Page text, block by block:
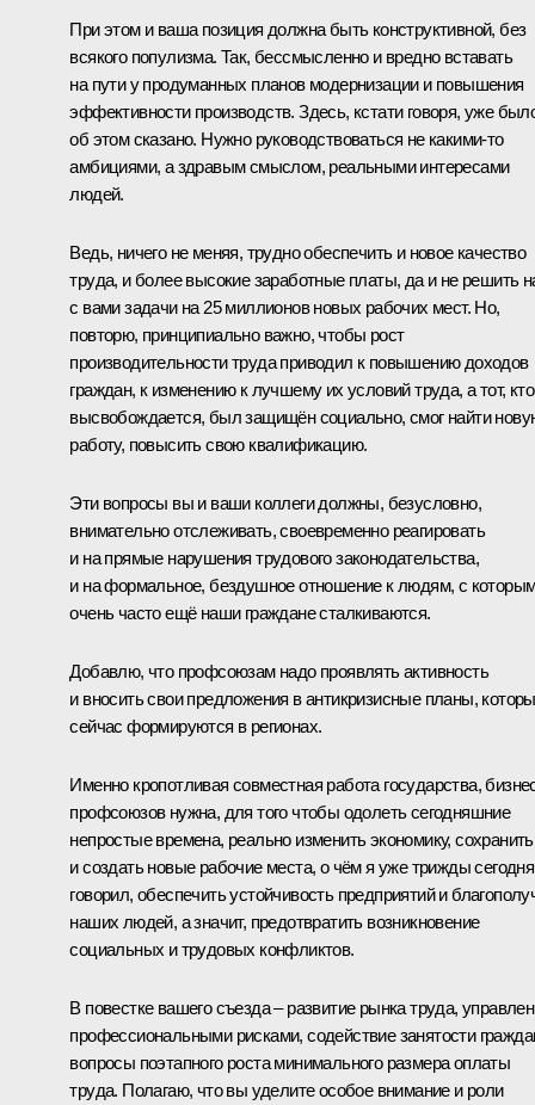
При этом и ваша позиция должна быть конструктивной, без
всякого популизма. Так, бессмысленно и вредно вставать
на пути у продуманных планов модернизации и повышения
эффективности производств. Здесь, кстати говоря, уже
об этом сказано. Нужно руководствоваться не какими‑то
амбициями, а здравым смыслом, реальными интересами
людей.
Ведь, ничего не меняя, трудно обеспечить и новое качество
труда, и более высокие заработные платы, да и не решить
с вами задачи на 25 миллионов новых рабочих мест. Но,
повторю, принципиально важно, чтобы рост
производительности труда приводил к повышению доходов
граждан, к изменению к лучшему их условий труда, а тот, кто
высвобождается, был защищён социально, смог найти
работу, повысить свою квалификацию.
Эти вопросы вы и ваши коллеги должны, безусловно,
внимательно отслеживать, своевременно реагировать
и на прямые нарушения трудового законодательства,
и на формальное, бездушное отношение к людям, с
очень часто ещё наши граждане сталкиваются.
Добавлю, что профсоюзам надо проявлять активность
и вносить свои предложения в антикризисные планы,
сейчас формируются в регионах.
Именно кропотливая совместная работа государства,
профсоюзов нужна, для того чтобы одолеть сегодняшние
непростые времена, реально изменить экономику, сохранить
и создать новые рабочие места, о чём я уже трижды сегодня
говорил, обеспечить устойчивость предприятий и
наших людей, а значит, предотвратить возникновение
социальных и трудовых конфликтов.
В повестке вашего съезда – развитие рынка труда,
профессиональными рисками, содействие занятости
вопросы поэтапного роста минимального размера оплаты
труда. Полагаю, что вы уделите особое внимание и роли